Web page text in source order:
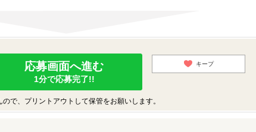
応募画面へ進む
1分で応募完了!!
キープ
で、プリントアウトして保管をお願いします。